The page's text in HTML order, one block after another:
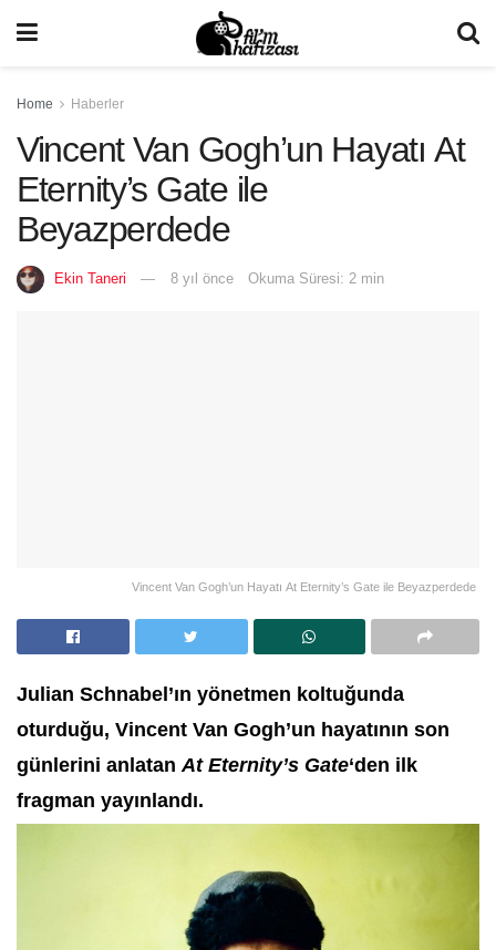
Home Haberler
Vincent Van Gogh’un Hayatı At
Eternity’s Gate ile
Beyazperdede
Ekin Taneri 8 yıl önce Okuma Süresi: 2 min
Vincent Van Gogh’un Hayatı At Eternity’s Gate ile Beyazperdede
Julian Schnabel’ın yönetmen koltuğunda
oturduğu, Vincent Van Gogh’un hayatının son
günlerini anlatanAt Eternity’s Gate‘den ilk
fragman yayınlandı.